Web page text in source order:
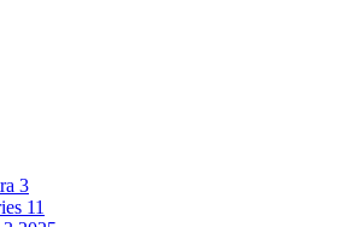
3
11